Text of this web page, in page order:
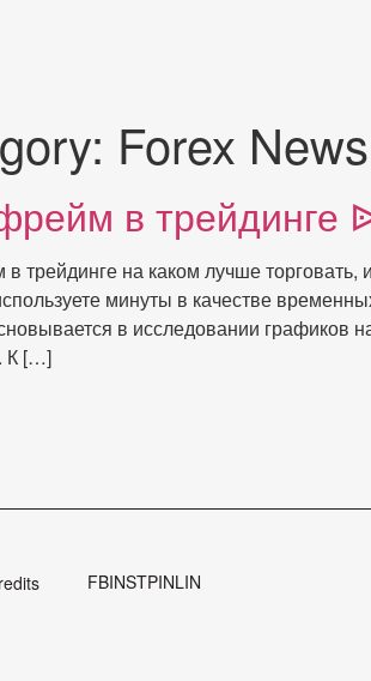
Forex News
в трейдинге
трейдинге на каком лучше
минуты в качестве
в исследовании графиков
К […]
FBINSTPINLIN